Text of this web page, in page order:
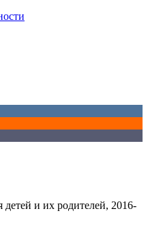
и их родителей, 2016-